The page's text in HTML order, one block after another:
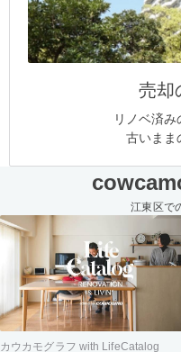
売却
リノベ済
古いまま
江東区で
カウカモグラフ with LifeCatalog